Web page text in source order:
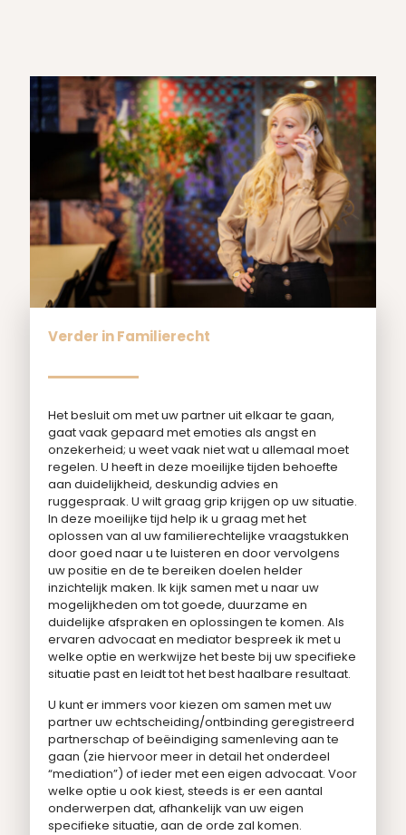
Verder in Familierecht
Het besluit om met uw partner uit elkaar te gaan,
gaat vaak gepaard met emoties als angst en
onzekerheid; u weet vaak niet wat u allemaal moet
regelen. U heeft in deze moeilijke tijden behoefte
aan duidelijkheid, deskundig advies en
ruggespraak. U wilt graag grip krijgen op uw situatie.
In deze moeilijke tijd help ik u graag met het
oplossen van al uw familierechtelijke vraagstukken
door goed naar u te luisteren en door vervolgens
uw positie en de te bereiken doelen helder
inzichtelijk maken. Ik kijk samen met u naar uw
mogelijkheden om tot goede, duurzame en
duidelijke afspraken en oplossingen te komen. Als
ervaren advocaat en mediator bespreek ik met u
welke optie en werkwijze het beste bij uw specifieke
situatie past en leidt tot het best haalbare resultaat.
U kunt er immers voor kiezen om samen met uw
partner uw echtscheiding/ontbinding geregistreerd
partnerschap of beëindiging samenleving aan te
gaan (zie hiervoor meer in detail het onderdeel
“mediation”) of ieder met een eigen advocaat. Voor
welke optie u ook kiest, steeds is er een aantal
onderwerpen dat, afhankelijk van uw eigen
specifieke situatie, aan de orde zal komen.